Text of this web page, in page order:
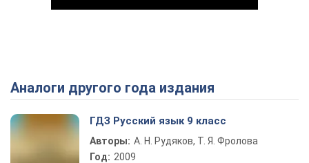
Play Video
Аналоги другого года издания
ГДЗ Русский язык 9 класс
Авторы: А. Н. Рудяков, Т. Я. Фролова
Год: 2009